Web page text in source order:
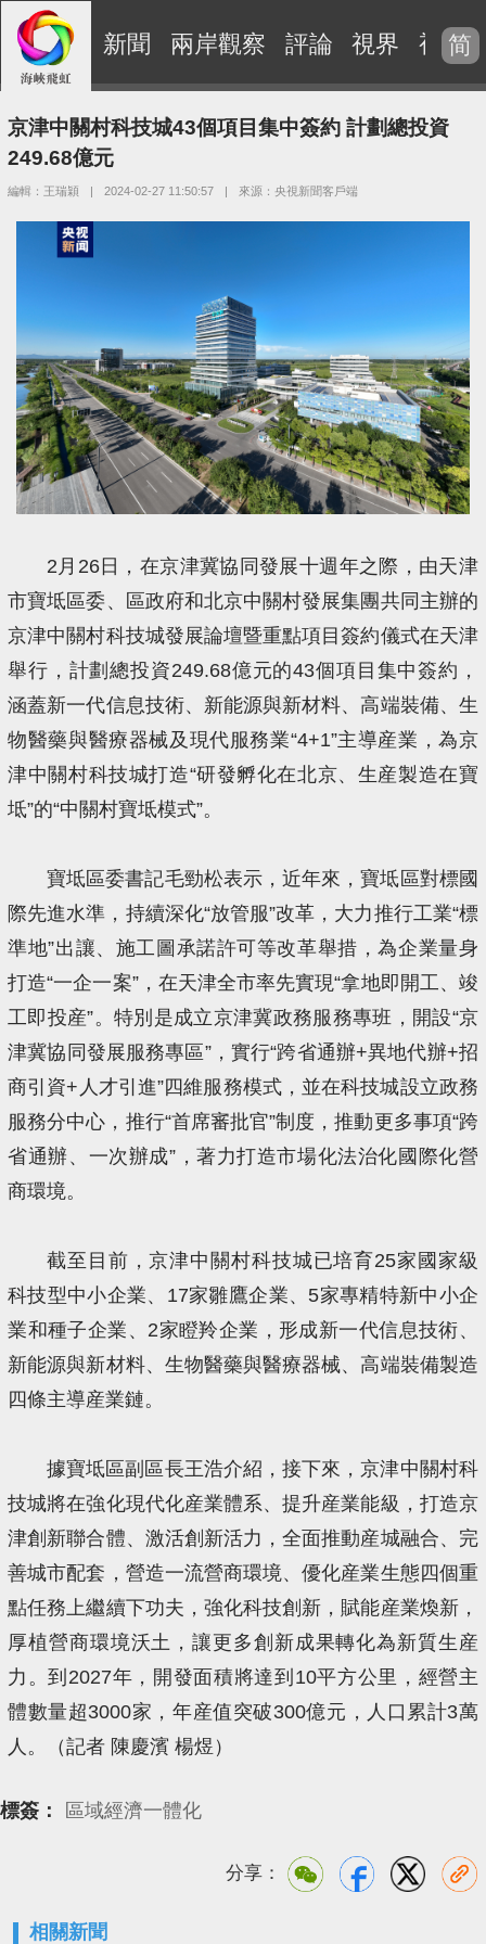
新聞 兩岸觀察 評論 視界 視頻
简
京津中關村科技城43個項目集中簽約 計劃總投資
249.68億元
編輯：王瑞穎 | 2024-02-27 11:50:57 | 來源：央視新聞客戶端
2月26日，在京津冀協同發展十週年之際，由天津
市寶坻區委、區政府和北京中關村發展集團共同主辦的
京津中關村科技城發展論壇暨重點項目簽約儀式在天津
舉行，計劃總投資249.68億元的43個項目集中簽約，
涵蓋新一代信息技術、新能源與新材料、高端裝備、生
物醫藥與醫療器械及現代服務業“4+1”主導産業，為京
津中關村科技城打造“研發孵化在北京、生産製造在寶
坻”的“中關村寶坻模式”。
寶坻區委書記毛勁松表示，近年來，寶坻區對標國
際先進水準，持續深化“放管服”改革，大力推行工業“標
準地”出讓、施工圖承諾許可等改革舉措，為企業量身
打造“一企一案”，在天津全市率先實現“拿地即開工、竣
工即投産”。特別是成立京津冀政務服務專班，開設“京
津冀協同發展服務專區”，實行“跨省通辦+異地代辦+招
商引資+人才引進”四維服務模式，並在科技城設立政務
服務分中心，推行“首席審批官”制度，推動更多事項“跨
省通辦、一次辦成”，著力打造市場化法治化國際化營
商環境。
截至目前，京津中關村科技城已培育25家國家級
科技型中小企業、17家雛鷹企業、5家專精特新中小企
業和種子企業、2家瞪羚企業，形成新一代信息技術、
新能源與新材料、生物醫藥與醫療器械、高端裝備製造
四條主導産業鏈。
據寶坻區副區長王浩介紹，接下來，京津中關村科
技城將在強化現代化産業體系、提升産業能級，打造京
津創新聯合體、激活創新活力，全面推動産城融合、完
善城市配套，營造一流營商環境、優化産業生態四個重
點任務上繼續下功夫，強化科技創新，賦能産業煥新，
厚植營商環境沃土，讓更多創新成果轉化為新質生産
力。到2027年，開發面積將達到10平方公里，經營主
體數量超3000家，年産值突破300億元，人口累計3萬
人。（記者 陳慶濱 楊煜）
標簽： 區域經濟一體化
分享：
相關新聞